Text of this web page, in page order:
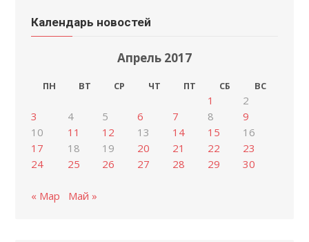
Календарь новостей
Апрель 2017
ПН ВТ СР ЧТ ПТ СБ ВС
1
2
3
4 5 6 7 8
9
10
11 12 13 14 15
16
17
18 19 20 21 22
23
24
25 26 27 28 29 30
« Мар Май »